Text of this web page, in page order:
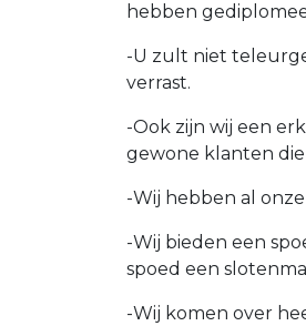
hebben
-U zult niet
verrast.
-Ook zijn wij een
gewone klanten
-Wij hebben al
-Wij bieden een
spoed een
-Wij komen over